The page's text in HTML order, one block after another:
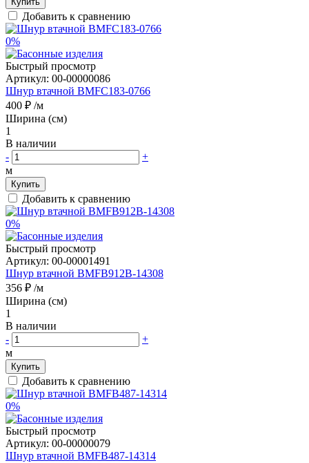
Добавить к сравнению
0%
Быстрый просмотр
Артикул: 00-00000086
Шнур втачной BMFC183-0766
400 ₽ /м
Ширина (см)
1
В наличии
-
+
м
Купить
Добавить к сравнению
0%
Быстрый просмотр
Артикул: 00-00001491
Шнур втачной BMFB912B-14308
356 ₽ /м
Ширина (см)
1
В наличии
-
+
м
Купить
Добавить к сравнению
0%
Быстрый просмотр
Артикул: 00-00000079
Шнур втачной BMFB487-14314